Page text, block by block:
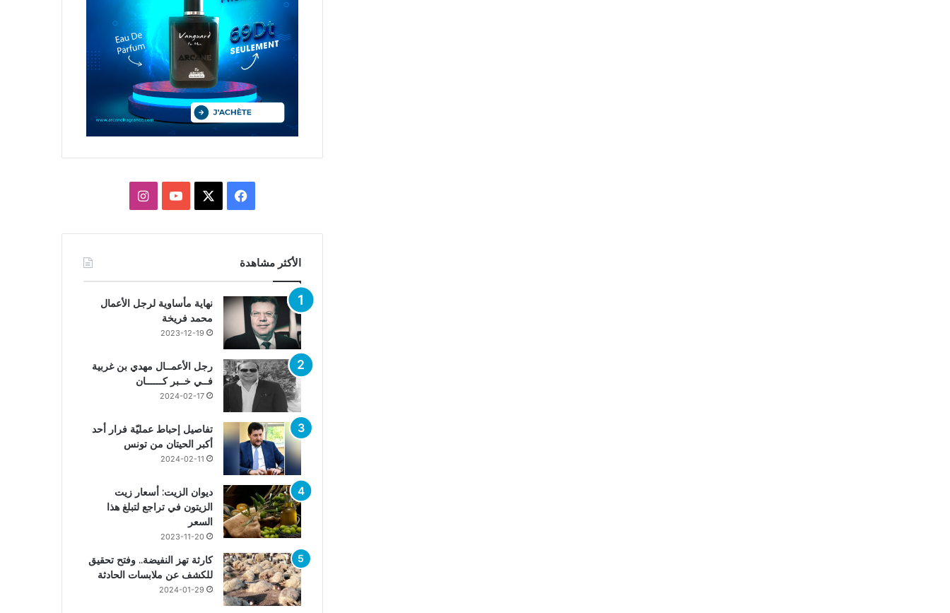
فيسبوك يوتيوبانستقرام
الأكثر مشاهدة
نهاية مأساوية لرجل الأعمال
محمد فريخة
2023-12-19
رجل الأعمــال مهدي بن غربية
فــي خــبر كــــــان
2024-02-17
تفاصيل إحباط عمليّة فرار أحد
أكبر الحيتان من تونس
2024-02-11
ديوان الزيت: أسعار زيت
الزيتون في تراجع لتبلغ هذا
السعر
2023-11-20
كارثة تهز النفيضة.. وفتح تحقيق
للكشف عن ملابسات الحادثة
2024-01-29